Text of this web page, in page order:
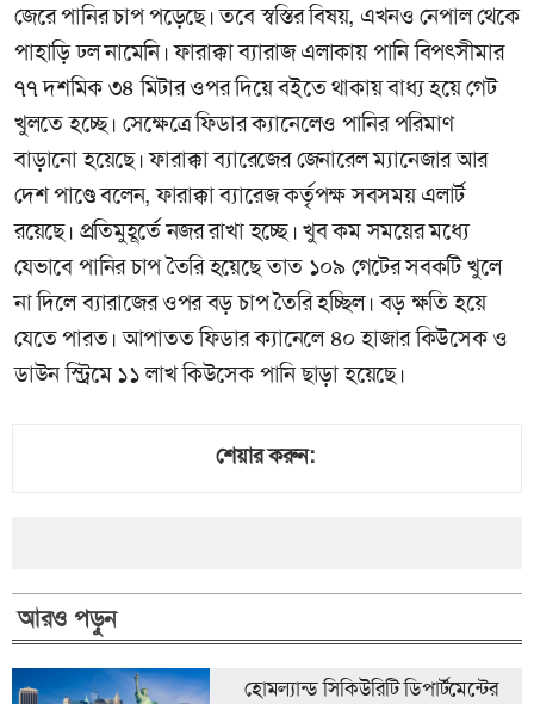
জেরে পানির চাপ পড়েছে। তবে স্বস্তির বিষয়, এখনও নেপাল থেকে
পাহাড়ি ঢল নামেনি। ফারাক্কা ব্যারাজ এলাকায় পানি বিপৎসীমার
৭৭ দশমিক ৩৪ মিটার ওপর দিয়ে বইতে থাকায় বাধ্য হয়ে গেট
খুলতে হচ্ছে। সেক্ষেত্রে ফিডার ক্যানেলেও পানির পরিমাণ
বাড়ানো হয়েছে। ফারাক্কা ব্যারেজের জেনারেল ম্যানেজার আর
দেশ পাণ্ডে বলেন, ফারাক্কা ব্যারেজ কর্তৃপক্ষ সবসময় এলার্ট
রয়েছে। প্রতিমুহূর্তে নজর রাখা হচ্ছে। খুব কম সময়ের মধ্যে
যেভাবে পানির চাপ তৈরি হয়েছে তাত ১০৯ গেটের সবকটি খুলে
না দিলে ব্যারাজের ওপর বড় চাপ তৈরি হচ্ছিল। বড় ক্ষতি হয়ে
যেতে পারত। আপাতত ফিডার ক্যানেলে ৪০ হাজার কিউসেক ও
ডাউন স্ট্রিমে ১১ লাখ কিউসেক পানি ছাড়া হয়েছে।
শেয়ার করুন:
আরও পড়ুন
হোমল্যান্ড সিকিউরিটি ডিপার্টমেন্টের